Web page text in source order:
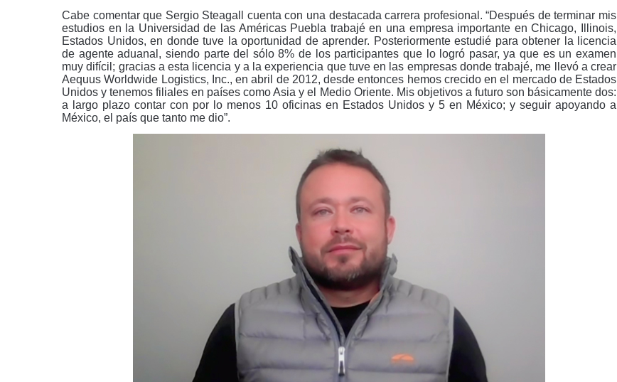
Cabe comentar que Sergio Steagall cuenta con una destacada carrera profesional. “Después de terminar mis
estudios en la Universidad de las Américas Puebla trabajé en una empresa importante en Chicago, Illinois,
Estados Unidos, en donde tuve la oportunidad de aprender. Posteriormente estudié para obtener la licencia
de agente aduanal, siendo parte del sólo 8% de los participantes que lo logró pasar, ya que es un examen
muy difícil; gracias a esta licencia y a la experiencia que tuve en las empresas donde trabajé, me llevó a crear
Aequus Worldwide Logistics, Inc., en abril de 2012, desde entonces hemos crecido en el mercado de Estados
Unidos y tenemos filiales en países como Asia y el Medio Oriente. Mis objetivos a futuro son básicamente dos:
a largo plazo contar con por lo menos 10 oficinas en Estados Unidos y 5 en México; y seguir apoyando a
México, el país que tanto me dio”.